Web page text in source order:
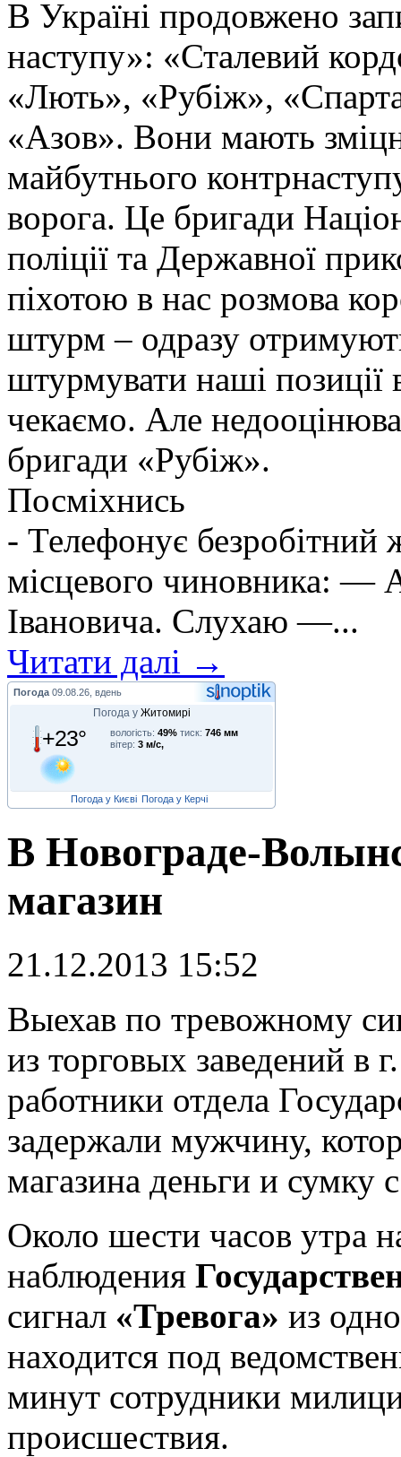
В Україні продовжено
наступу»: «Сталевий
«Лють», «Рубіж»,
«Азов». Вони мають
майбутнього
ворога. Це бригади
поліції та Державної
піхотою в нас розмова
штурм – одразу
штурмувати наші позиції
чекаємо. Але
бригади «Рубіж».
Посміхнись
- Телефонує
місцевого чиновника: —
Івановича. Слухаю —...
Читати далі →
Погода 09.08.26, вдень
Погода у Житомирі
+23° вологість: 49% тиск: 746 мм
вітер: 3 м/с,
Погода у Києві Погода у Керчі
В Новограде-
магазин
21.12.2013 15:52
Выехав по тревожному
из торговых заведений в
работники отдела
задержали мужчину,
магазина деньги и сумку
Около шести часов утра
наблюдения
сигнал «Тревога» из
находится под
минут сотрудники
происшествия.